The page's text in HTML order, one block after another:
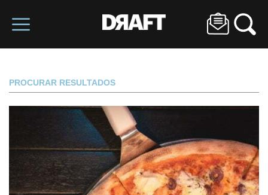
PROCURAR RESULTADOS